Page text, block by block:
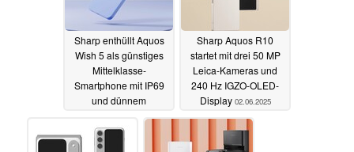
Sharp enthüllt Aquos
Wish 5 als günstiges
Mittelklasse-
Smartphone mit IP69
und dünnem
02.06.2025
Sharp Aquos R10
startet mit drei 50 MP
Leica-Kameras und
240 Hz IGZO-OLED-
Display 02.06.2025